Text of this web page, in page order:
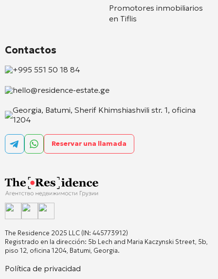
The Residence 2025 LLC (IN: 445773912)
Registrado en la dirección: 5b Lech and Maria Kaczynski Street, 5b,
piso 12, oficina 1204, Batumi, Georgia.
Política de privacidad
Promotores inmobiliarios
en Tiflis
Contactos
+995 551 50 18 84
hello@residence-estate.ge
Georgia, Batumi, Sherif Khimshiashvili str. 1, oficina
1204
Reservar una llamada